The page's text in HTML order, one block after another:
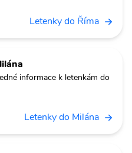
Letenky do Říma
informace k letenkám do
Letenky do Milána